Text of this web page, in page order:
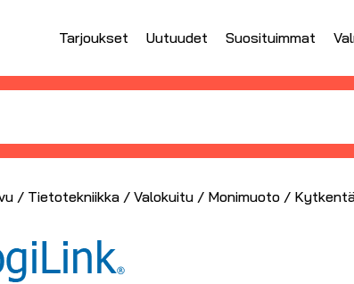
Tarjoukset Uutuudet Suosituimmat
/ Tietotekniikka / Valokuitu / Monimuoto /